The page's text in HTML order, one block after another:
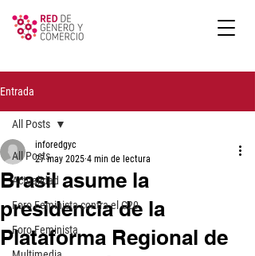
Entrada
All Posts
Actualidad
Foro Feminista contra el G20
Foro Feminista
All Posts
Brasil asume la
presidencia de la
Plataforma Regional de
inforedgyc
27 may 2025 4 min de lectura